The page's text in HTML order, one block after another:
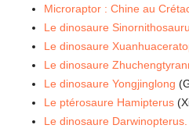
Microraptor : Chine au
Le dinosaure
Le dinosaure
Le dinosaure
Le dinosaure Yongjinglong
Le ptérosaure Hamipterus
Le dinosaure Darwinopterus.